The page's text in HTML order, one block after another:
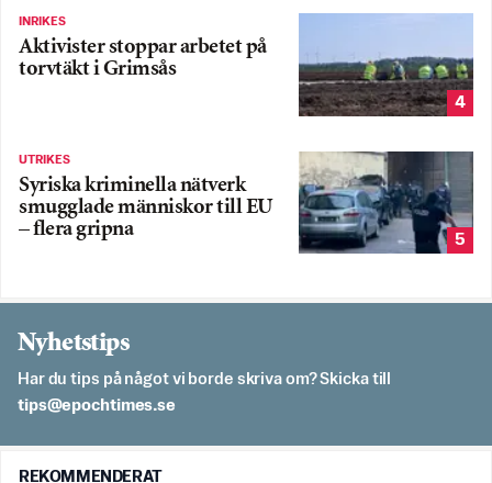
INRIKES
Aktivister stoppar arbetet på
torvtäkt i Grimsås
4
UTRIKES
Syriska kriminella nätverk
smugglade människor till EU
– flera gripna
5
Nyhetstips
Har du tips på något vi borde skriva om? Skicka till
es.semithcope@spit
REKOMMENDERAT